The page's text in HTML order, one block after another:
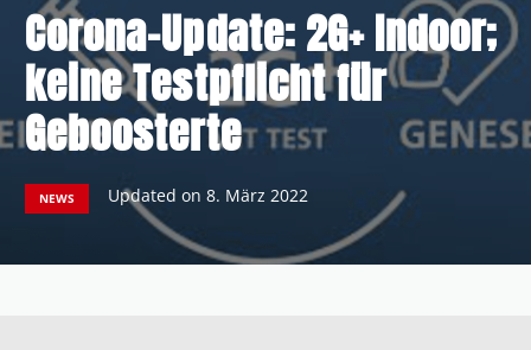
Corona-Update: 2G+ Indoor;
keine Testpflicht für
Geboosterte
NEWS Updated on8. März 2022